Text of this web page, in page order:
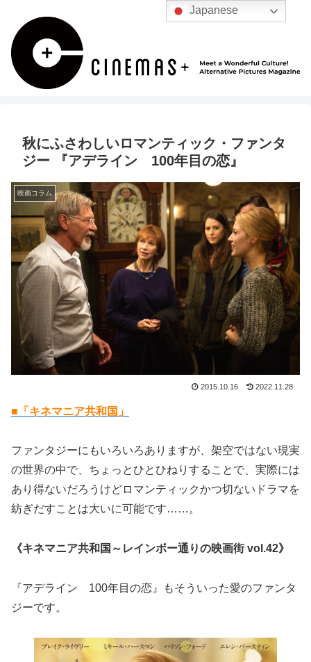
秋にふさわしいロマンティック・ファンタ
ジー 『アデライン 100年目の恋』
映画コラム
2015.10.16 2022.11.28
■「キネマニア共和国」
ファンタジーにもいろいろありますが、架空ではない現実
の世界の中で、ちょっとひとひねりすることで、実際には
あり得ないだろうけどロマンティックかつ切ないドラマを
紡ぎだすことは大いに可能です……。
《キネマニア共和国～レインボー通りの映画街 vol.42》
『アデライン 100年目の恋』もそういった愛のファンタ
ジーです。
Japanese